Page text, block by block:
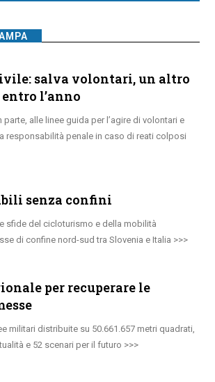
salva volontari, un altro
l’anno
alle linee guida per l’agire di volontari e
responsabilità penale in caso di reati colposi
senza confini
sfide del cicloturismo e della mobilità
di confine nord-sud tra Slovenia e Italia
per recuperare le
militari distribuite su 50.661.657 metri quadrati,
e 52 scenari per il futuro